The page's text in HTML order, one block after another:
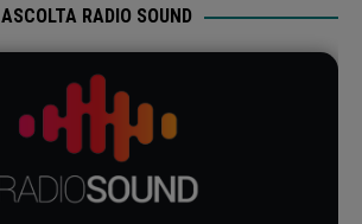
ASCOLTA RADIO SOUND